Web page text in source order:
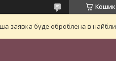
Кошик
заявка буде оброблена в